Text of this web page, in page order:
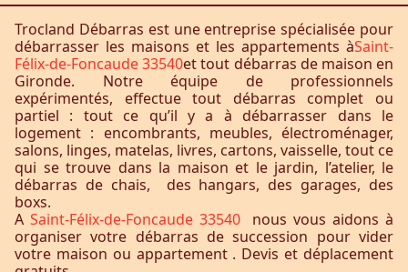
Trocland Débarras est une entreprise spécialisée pour
débarrasser les maisons et les appartements àSaint-
Félix-de-Foncaude 33540et tout débarras de maison en
Gironde. Notre équipe de professionnels
expérimentés, effectue tout débarras complet ou
partiel : tout ce qu’il y a à débarrasser dans le
logement : encombrants, meubles, électroménager,
salons, linges, matelas, livres, cartons, vaisselle, tout ce
qui se trouve dans la maison et le jardin, l’atelier, le
débarras de chais, des hangars, des garages, des
boxs.
A Saint-Félix-de-Foncaude 33540 nous vous aidons à
organiser votre débarras de succession pour vider
votre maison ou appartement . Devis et déplacement